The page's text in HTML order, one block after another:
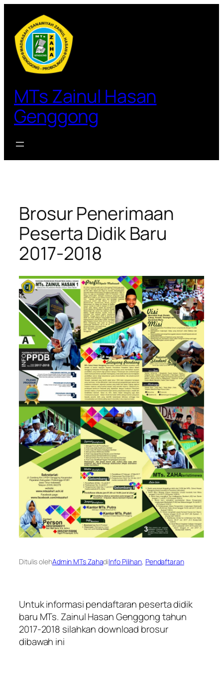
konten
MTs Zainul Hasan
Genggong
Brosur Penerimaan
Peserta Didik Baru
2017-2018
Ditulis olehAdmin MTs ZahadiInfo Pilihan, Pendaftaran
Untuk informasi pendaftaran peserta didik
baru MTs. Zainul Hasan Genggong tahun
2017-2018 silahkan download brosur
dibawah ini